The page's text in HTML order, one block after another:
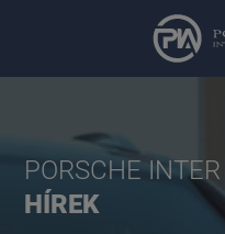
PORSCHE
HÍREK